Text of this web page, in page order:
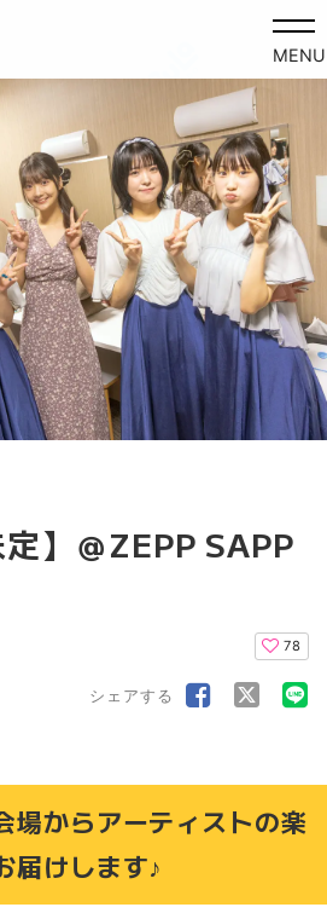
MENU
定】＠ZEPP SAPP
78
シェアする
場からアーティストの楽
届けします♪